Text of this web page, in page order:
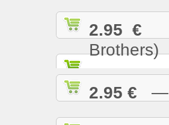
2.95 €
Brothers)
2.95 € —